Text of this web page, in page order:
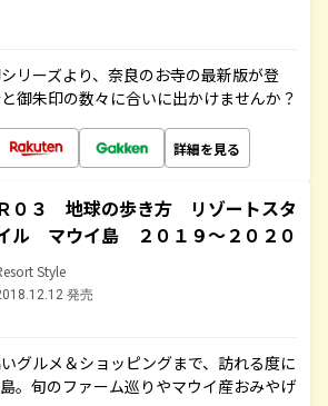
リーズより、奈良のお寺の最新版が登
御朱印の数々に合いに出かけませんか？
詳細を見る
０３ 地球の歩き方 リゾートスタ
ル マウイ島 ２０１９～２０２０
Style
発売
グルメ＆ショッピングまで、訪れる度に
。旬のファーム巡りやマウイ産おみやげ